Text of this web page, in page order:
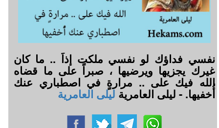
نفسي فداؤك لو نفسي ملكت إذاً .. ما كان
غيرك يجزيها ويرضيها ، صبراً على ما قضاه
الله فيك على .. مرارةٍ في اصطباري عنك
أُخفيها. - ليلى العامريةليلى العامرية